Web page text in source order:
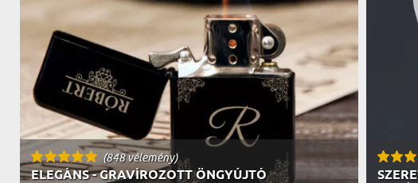
APÓSÉKNAK ÉLELMISZEREK
AZ AJÁNDÉK VONÁSAI
(848 vélemény)
ELEGÁNS - GRAVÍROZOTT ÖNGYÚJTÓ